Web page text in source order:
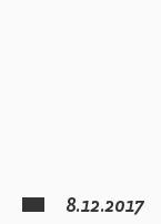
8.12.2017